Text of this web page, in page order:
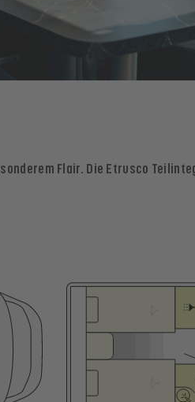
Flair. Die Etrusco